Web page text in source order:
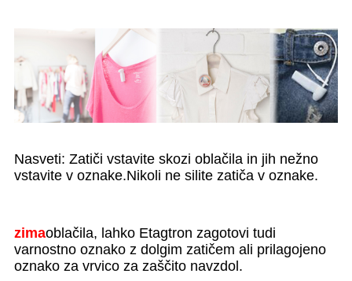
Nasveti: Zatiči vstavite skozi oblačila in jih nežno
vstavite v oznake.Nikoli ne silite zatiča v oznake.
zimaoblačila, lahko Etagtron zagotovi tudi
varnostno oznako z dolgim ​​zatičem ali prilagojeno
oznako za vrvico za zaščito navzdol.